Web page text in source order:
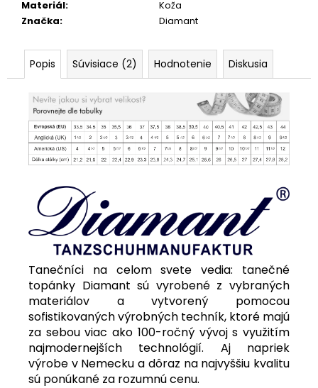
Materiál:
Koža
Značka: Diamant
Popis Súvisiace (2) Hodnotenie Diskusia
Tanečníci na celom svete vedia: tanečné
topánky Diamant sú vyrobené z vybraných
materiálov a vytvorený pomocou
sofistikovaných výrobných techník, ktoré majú
za sebou viac ako 100-ročný vývoj s využitím
najmodernejších technológií. Aj napriek
výrobe v Nemecku a dôraz na najvyššiu kvalitu
sú ponúkané za rozumnú cenu.